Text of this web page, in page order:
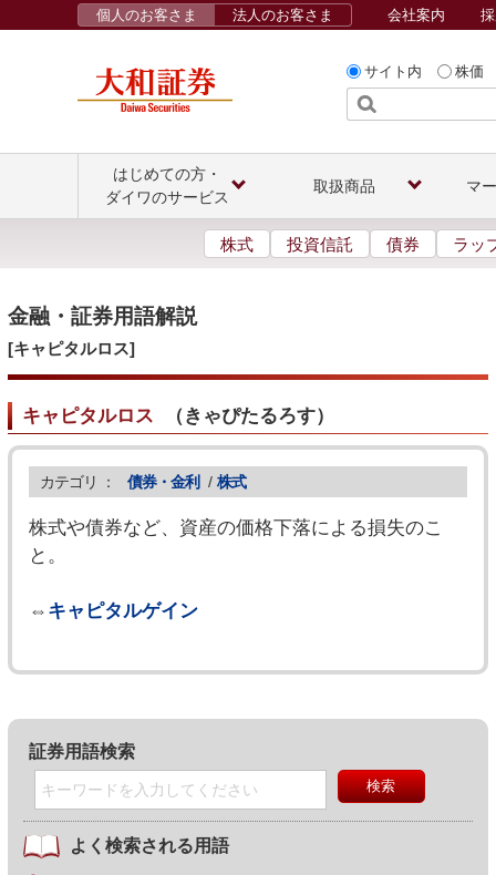
サイト内 株価
個人のお客さま 法人のお客さま 会社案内
はじめての方・
ダイワのサービス
取扱商品 マ
株式 投資信託 債券 ラッ
金融・証券用語解説
[キャピタルロス]
キャピタルロス （きゃぴたるろす）
カテゴリ ： 債券・金利 / 株式
株式や債券など、資産の価格下落による損失のこ
と。
⇔ キャピタルゲイン
証券用語検索
よく検索される用語